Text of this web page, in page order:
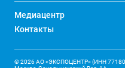
Медиацентр
Контакты
© 2026 АО «ЭКСПОЦЕНТР» (ИНН